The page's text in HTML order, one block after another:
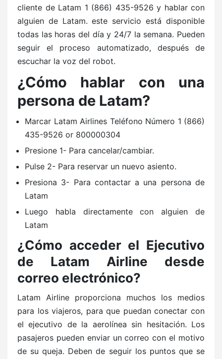
cliente de Latam 1 (866) 435-9526 y hablar con
alguien de Latam. este servicio está disponible
todas las horas del día y 24/7 la semana. Pueden
seguir el proceso automatizado, después de
escuchar la voz del robot.
¿Cómo hablar con una
persona de Latam?
Marcar Latam Airlines Teléfono Número 1 (866)
435-9526 or 800000304
Presione 1- Para cancelar/cambiar.
Pulse 2- Para reservar un nuevo asiento.
Presiona 3- Para contactar a una persona de
Latam
Luego habla directamente con alguien de
Latam
¿Cómo acceder el Ejecutivo
de Latam Airline desde
correo electrónico?
Latam Airline proporciona muchos los medios
para los viajeros, para que puedan conectar con
el ejecutivo de la aerolínea sin hesitación. Los
pasajeros pueden enviar un correo con el motivo
de su queja. Deben de seguir los puntos que se